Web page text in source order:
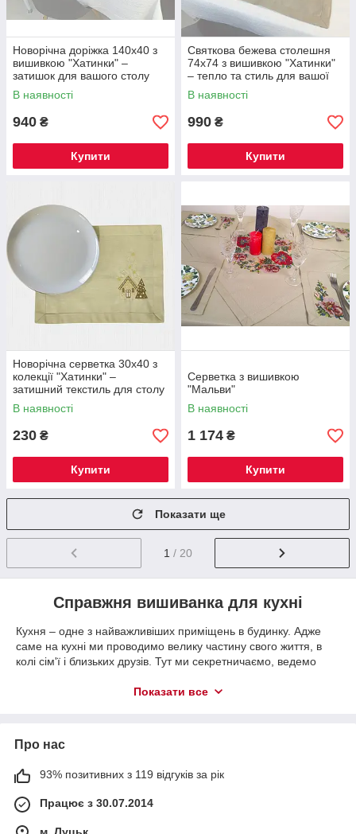
Новорічна доріжка 140x40 з
вишивкою "Хатинки" –
затишок для вашого столу
В наявності
940 ₴
Купити
Святкова бежева столешня
74х74 з вишивкою "Хатинки"
– тепло та стиль для вашої
оселі
В наявності
990 ₴
Купити
Новорічна серветка 30x40 з
колекції "Хатинки" –
затишний текстиль для столу
В наявності
230 ₴
Купити
Серветка з вишивкою
"Мальви"
В наявності
1 174 ₴
Купити
Показати ще
1 / 20
Справжня вишиванка для кухні
Кухня – одне з найважливіших приміщень в будинку. Адже
саме на кухні ми проводимо велику частину свого життя, в
колі сім'ї і близьких друзів. Тут ми секретничаємо, ведемо
створити особливий затишок в настільки значущою кімнаті?
прекрасної продукції:
- Скатертини.
- Серветки.
- Рушники.
- Набори скатертин і серветок.
Показати все
Про нас
93% позитивних з 119 відгуків за рік
Працює з 30.07.2014